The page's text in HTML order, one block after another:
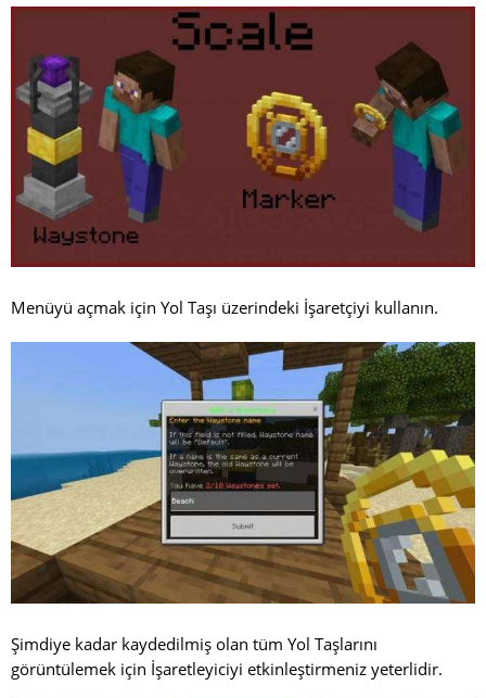
Menüyü açmak için Yol Taşı üzerindeki İşaretçiyi kullanın.
Şimdiye kadar kaydedilmiş olan tüm Yol Taşlarını
görüntülemek için İşaretleyiciyi etkinleştirmeniz yeterlidir.